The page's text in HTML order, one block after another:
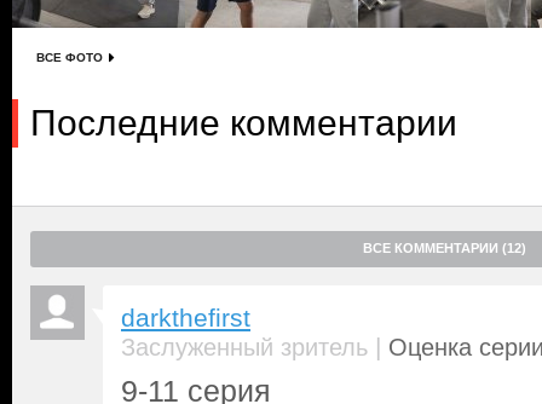
ВСЕ ФОТО
Последние комментарии
ВСЕ КОММЕНТАРИИ (12)
darkthefirst
Заслуженный зритель | Оценка
9-11 серия